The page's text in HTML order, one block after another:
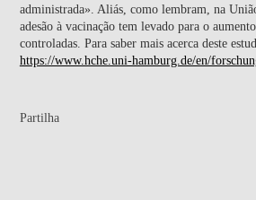
administrada». Aliás, como lembram, na
adesão à vacinação tem levado para o
controladas. Para saber mais acerca deste
https://www.hche.uni-hamburg.de/en/
Partilha